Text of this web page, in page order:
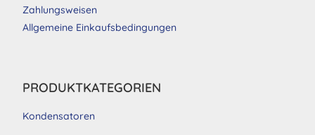
Zahlungsweisen
Allgemeine Einkaufsbedingungen
PRODUKTKATEGORIEN
Kondensatoren